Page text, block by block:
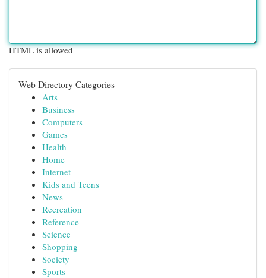
HTML is allowed
Web Directory Categories
Arts
Business
Computers
Games
Health
Home
Internet
Kids and Teens
News
Recreation
Reference
Science
Shopping
Society
Sports